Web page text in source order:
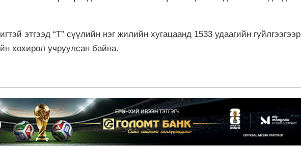
этгээд “Т” сүүлийн нэг жилийн хугацаанд 1533 удаагийн гүйлгээгээр
хохирол учруулсан байна.